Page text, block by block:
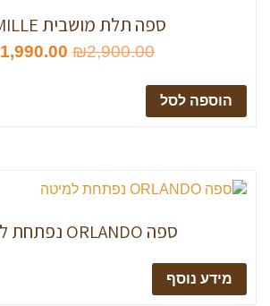
ספה תלת מושבית CAMILLE
₪2,900.00
1,990.00
הוספה לסל
ספה ORLANDO נפתחת למיטה
מידע נוסף